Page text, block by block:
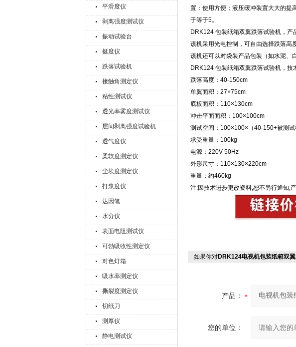
平滑度仪
剥离强度测试仪
振动试验台
挺度仪
跌落试验机
接触角测定仪
粘性测试仪
透光率雾度测试仪
层间剥离强度试验机
透气度仪
柔软度测定仪
尘埃度测定仪
打浆度仪
达因笔
水分仪
表面电阻测试仪
可勃吸收性测定仪
对色灯箱
吸水率测定仪
撕裂度测定仪
切纸刀
测厚仪
静电测试仪
置：使用方便；液压缓冲装置大大的提
于等于5。
DRK124 包装纸箱双翼跌落试验机，产
该机采用光电控制，可自由选择跌落高
该机还可以对袋装产品包装（如水泥、
DRK124 包装纸箱双翼跌落试验机，技
跌落高度：40-150cm
单翼面积：27×75cm
底板面积：110×130cm
冲击平面面积：100×100cm
测试空间：100×100×（40-150+被测
承受重量：100kg
电源：220V 50Hz
外形尺寸：110×130×220cm
重量：约460kg
注:因技术进步更改资料,恕不另行通知,
如果你对DRK124电视机包装纸箱双
产品：
您的单位：